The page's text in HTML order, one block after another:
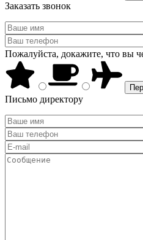
Заказать звонок
Пожалуйста, докажите, что вы
Письмо директору